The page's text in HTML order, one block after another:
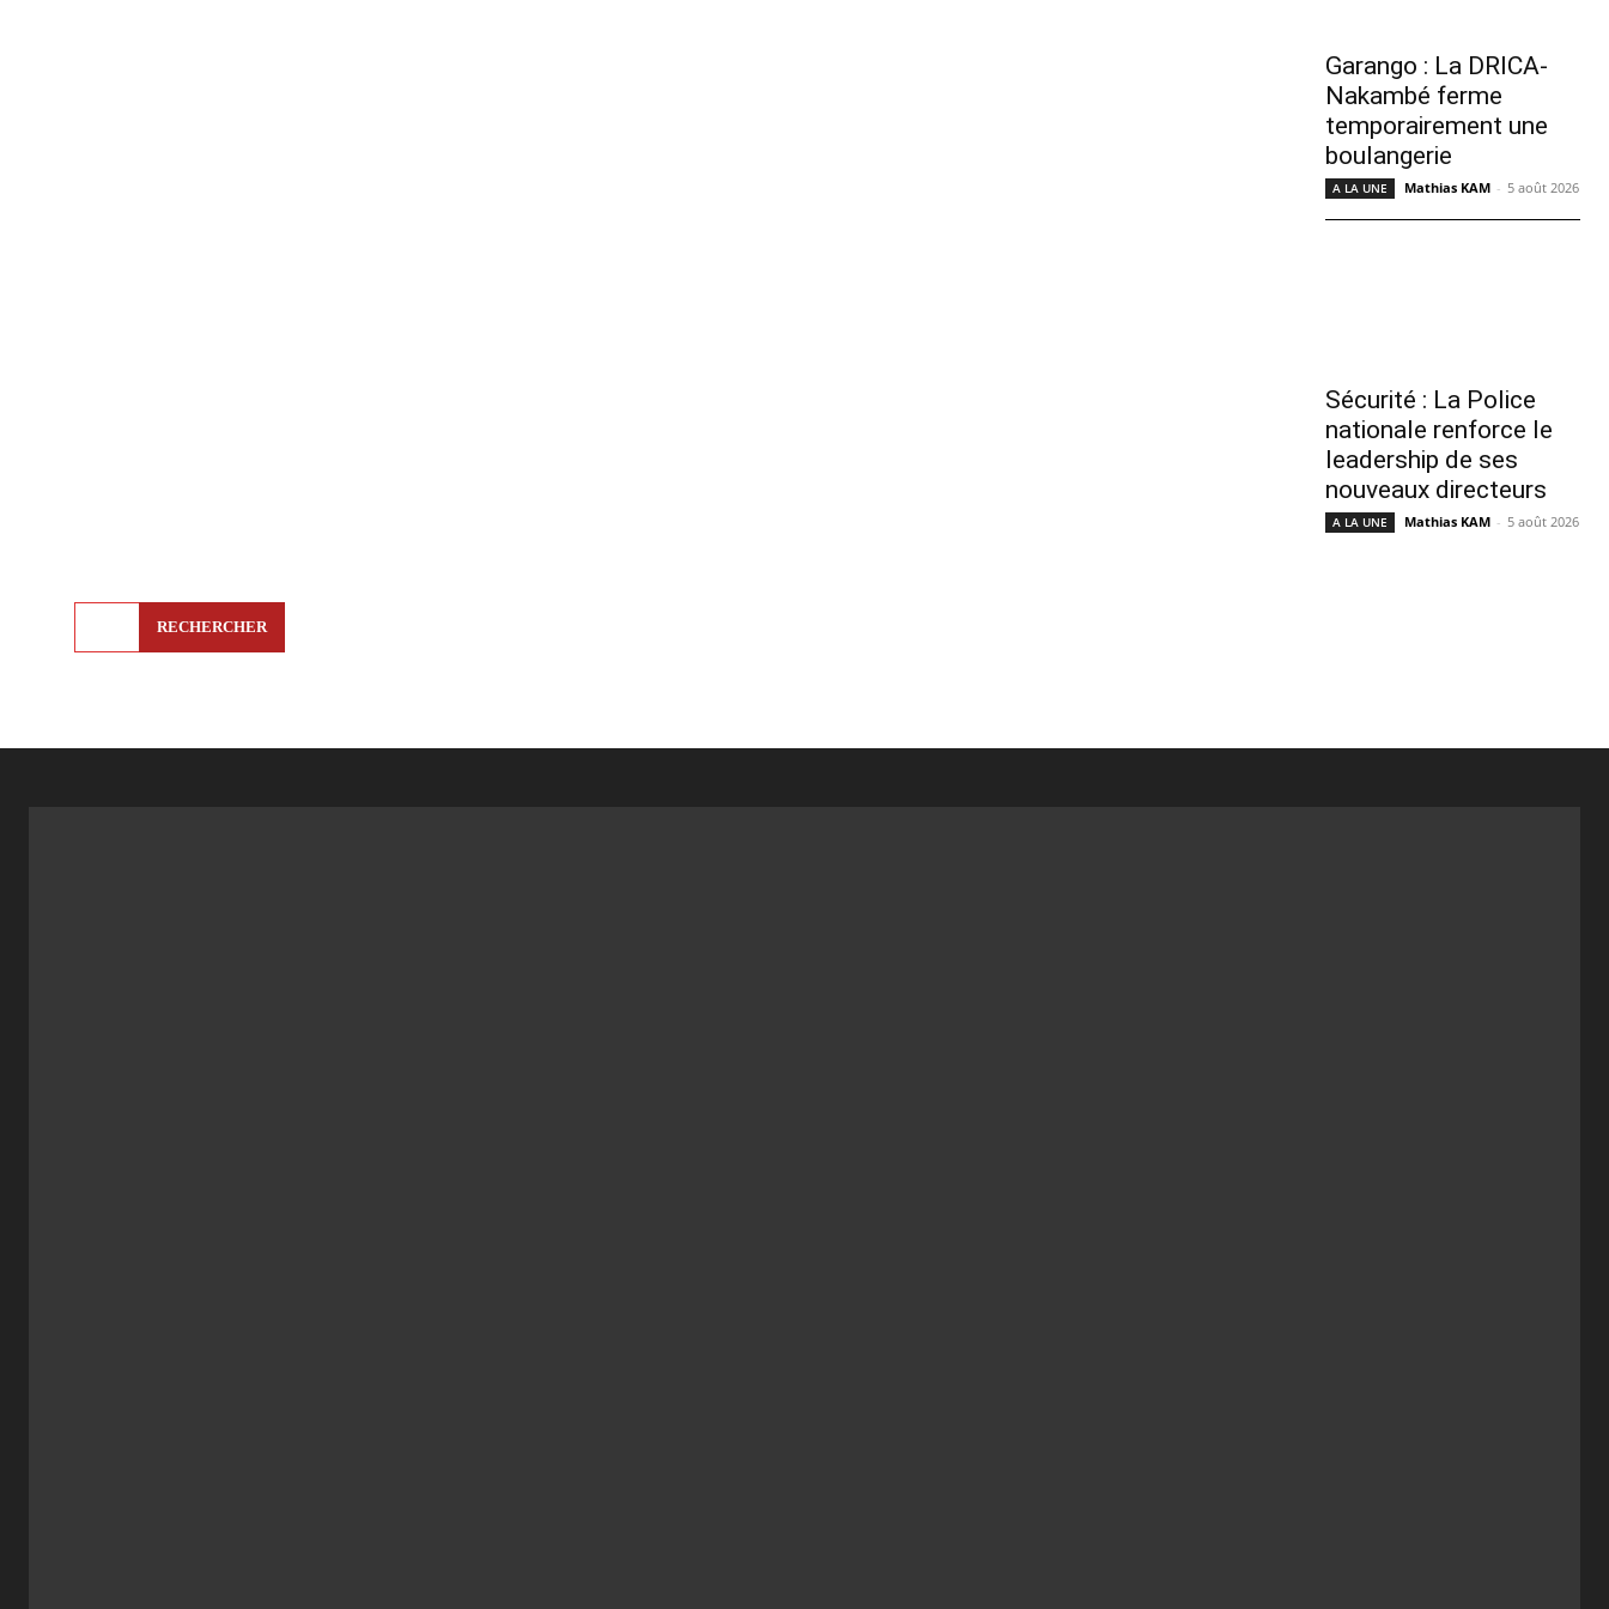
RECHERCHER
Garango : La DRICA-
Nakambé ferme
temporairement une
boulangerie
A LA UNE Mathias KAM - 5 août 2026
Sécurité : La Police
nationale renforce le
leadership de ses
nouveaux directeurs
A LA UNE Mathias KAM - 5 août 2026